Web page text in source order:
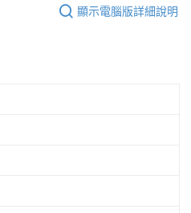
顯示電腦版詳細說明